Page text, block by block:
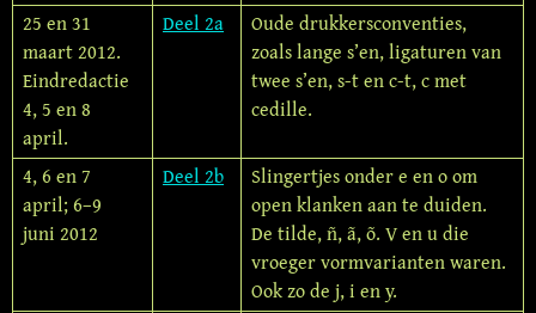
25 en 31
maart 2012.
Eindredactie
4, 5 en 8
april.
Deel 2a
Oude drukkersconventies,
zoals lange s’en, ligaturen van
twee s’en, s-t en c-t, c met
cedille.
4, 6 en 7
april; 6–9
juni 2012
Deel 2b
Slingertjes onder e en o om
open klanken aan te duiden.
De tilde, ñ, ã, õ. V en u die
vroeger vorm­varianten waren.
Ook zo de j, i en y.